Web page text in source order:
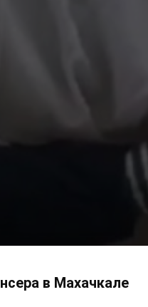
в Махачкале